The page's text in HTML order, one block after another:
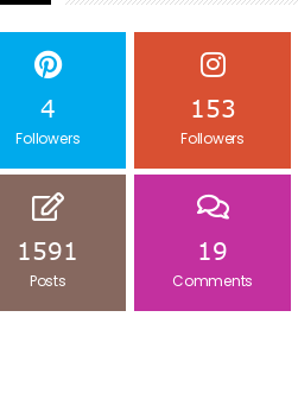
4
Followers
153
Followers
1591
Posts
19
Comments